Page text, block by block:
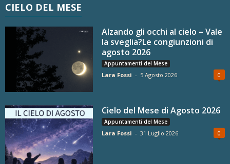
CIELO DEL MESE
Alzando gli occhi al cielo – Vale
la sveglia?Le congiunzioni di
agosto 2026
Appuntamenti del Mese
Lara Fossi - 5 Agosto 2026 0
Cielo del Mese di Agosto 2026
Appuntamenti del Mese
Lara Fossi - 31 Luglio 2026 0